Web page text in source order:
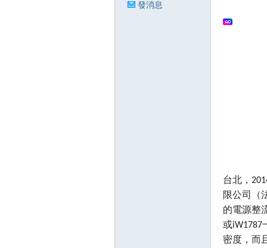
發消息
台北，
限公司（
的電源整
或iW1787
密度，而